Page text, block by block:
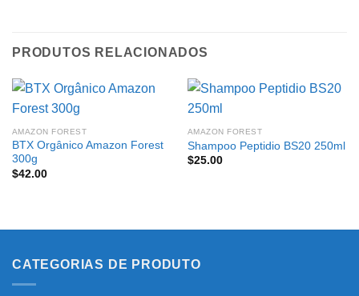
PRODUTOS RELACIONADOS
AMAZON FOREST
BTX Orgânico Amazon Forest
300g
$42.00
AMAZON FOREST
Shampoo Peptidio BS20 250ml
$25.00
CATEGORIAS DE PRODUTO